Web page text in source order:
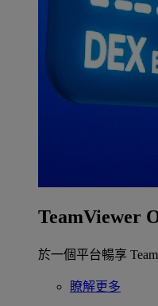
TeamViewer
於一個平台暢享
瞭解更多